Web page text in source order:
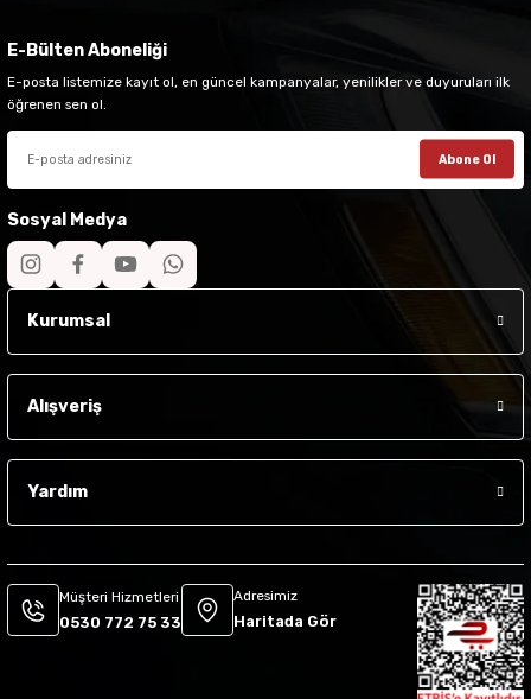
E-Bülten Aboneliği
E-posta listemize kayıt ol, en güncel kampanyalar, yenilikler ve duyuruları ilk
öğrenen sen ol.
Abone Ol
Sosyal Medya
Kurumsal
Alışveriş
Yardım
Müşteri Hizmetleri
0530 772 75 33
Adresimiz
Haritada Gör